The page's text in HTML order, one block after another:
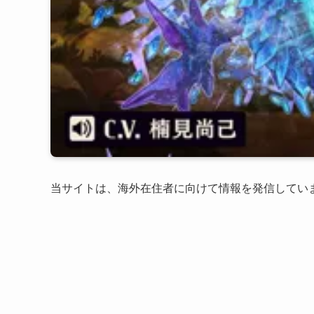
当サイトは、海外在住者に向けて情報を発信してい